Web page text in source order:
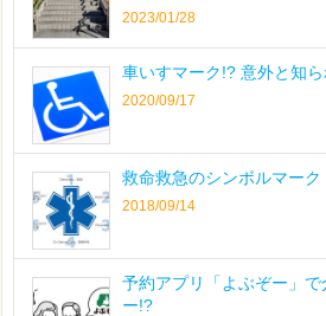
2023/01/28
車いすマーク!? 意外と知
2020/09/17
救命救急のシンボルマーク
2018/09/14
予約アプリ「よぶぞー」
ー!?